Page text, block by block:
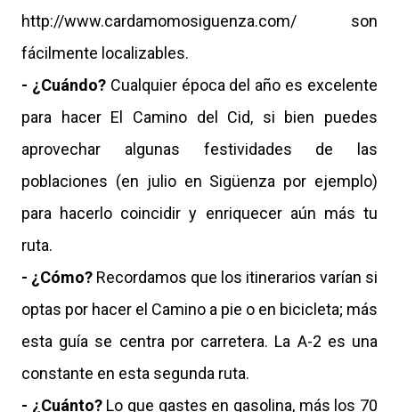
http://www.cardamomosiguenza.com/ son
fácilmente localizables.
- ¿Cuándo?Cualquier época del año es excelente
para hacer El Camino del Cid, si bien puedes
aprovechar algunas festividades de las
poblaciones (en julio en Sigüenza por ejemplo)
para hacerlo coincidir y enriquecer aún más tu
ruta.
- ¿Cómo? Recordamos que los itinerarios varían si
optas por hacer el Camino a pie o en bicicleta; más
esta guía se centra por carretera. La A-2 es una
constante en esta segunda ruta.
- ¿Cuánto?Lo que gastes en gasolina, más los 70